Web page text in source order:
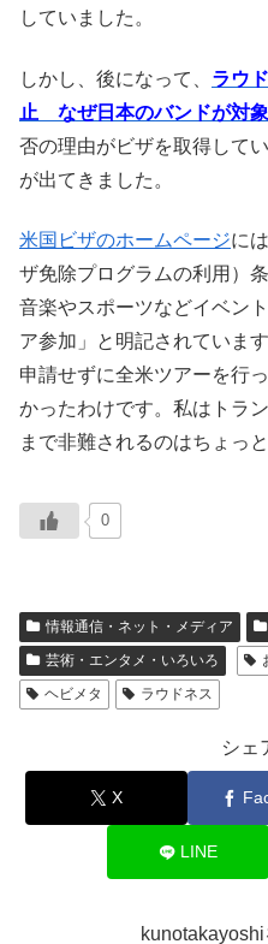
していました。
しかし、後になって、 ラウ
止 なぜ日本のバンドが対
否の理由がビザを取得して
が出てきました。
米国ビザのホームページに
ザ免除プログラムの利用）
音楽やスポーツなどイベン
ア参加」と明記されていま
申請せずに全米ツアーを行
かったわけです。私はトラ
まで非難されるのはちょっ
0
情報通信・ネット・メディア
芸術・エンタメ・いろいろ
ヘビメタ
ラウドネス
シェ
X
LINE